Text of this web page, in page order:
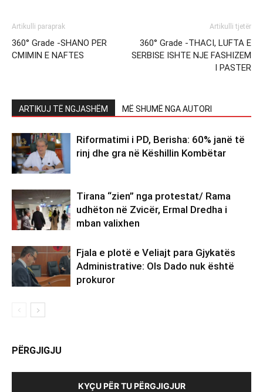
Artikulli paraprak
360° Grade -SHANO PER
CMIMIN E NAFTES
Artikulli tjetër
360° Grade -THACI, LUFTA E
SERBISE ISHTE NJE FASHIZEM
I PASTER
ARTIKUJ TË NGJASHËM MË SHUMË NGA AUTORI
Riformatimi i PD, Berisha: 60% janë të
rinj dhe gra në Këshillin Kombëtar
Tirana “zien” nga protestat/ Rama
udhëton në Zvicër, Ermal Dredha i
mban valixhen
Fjala e plotë e Veliajt para Gjykatës
Administrative: Ols Dado nuk është
prokuror
PËRGJIGJU
KYÇU PËR TU PËRGJIGJUR